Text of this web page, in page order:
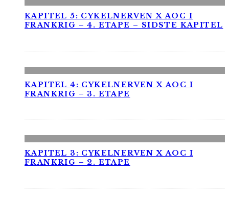
KAPITEL 5: CYKELNERVEN X AOC I
FRANKRIG – 4. ETAPE – SIDSTE KAPITEL
KAPITEL 4: CYKELNERVEN X AOC I
FRANKRIG – 3. ETAPE
KAPITEL 3: CYKELNERVEN X AOC I
FRANKRIG – 2. ETAPE